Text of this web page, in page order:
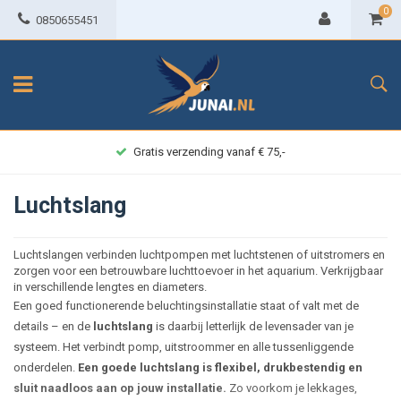
0850655451
0
Luchtslang
Luchtslangen verbinden luchtpompen met luchtstenen of uitstromers en
zorgen voor een betrouwbare luchttoevoer in het aquarium. Verkrijgbaar
in verschillende lengtes en diameters.
Een goed functionerende beluchtingsinstallatie staat of valt met de
details – en de luchtslang is daarbij letterlijk de levensader van je
systeem. Het verbindt pomp, uitstroommer en alle tussenliggende
onderdelen. Een goede luchtslang is flexibel, drukbestendig en
sluit naadloos aan op jouw installatie. Zo voorkom je lekkages,